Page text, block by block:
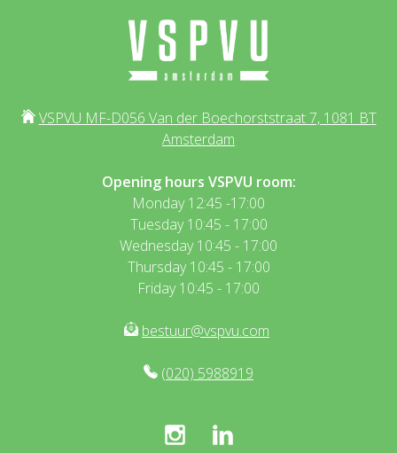
VSPVU MF-D056 Van der Boechorststraat 7, 1081 BT
Amsterdam
Opening hours VSPVU room:
Monday 12:45 -17:00
Tuesday 10:45 - 17:00
Wednesday 10:45 - 17:00
Thursday 10:45 - 17:00
Friday 10:45 - 17:00
bestuur@vspvu.com
(020) 5988919